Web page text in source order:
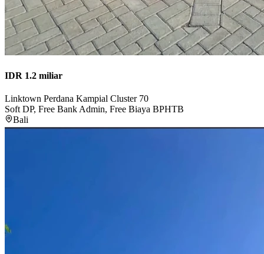
IDR 1.2 miliar
Linktown Perdana Kampial Cluster 70
Soft DP, Free Bank Admin, Free Biaya BPHTB
Bali